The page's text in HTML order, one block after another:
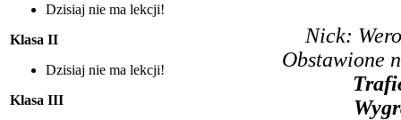
Dzisiaj nie ma lekcji!
Klasa II
Dzisiaj nie ma lekcji!
Klasa III
Nick:
Obstawione